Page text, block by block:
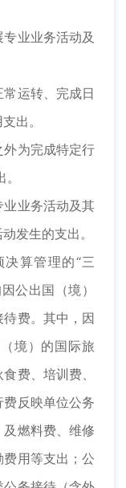
业业务活动及
运转、完成日
出。
为完成特定行
业务活动及其
发生的支出。
算管理的“三
公出国（境）
费。其中，因
境）的国际旅
费、培训费、
反映单位公务
燃料费、维修
用等支出；公